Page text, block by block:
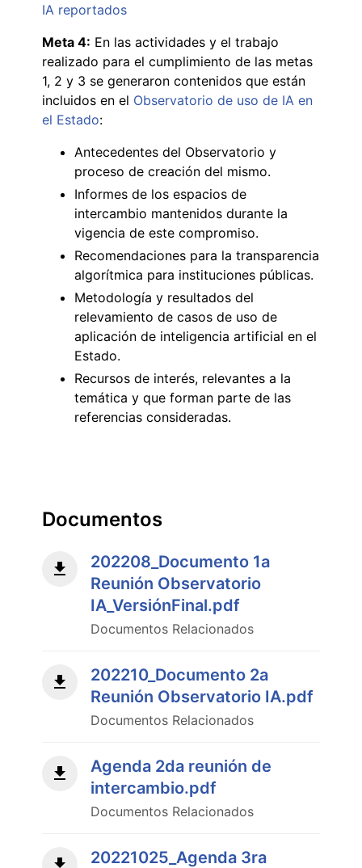
IA reportados
Meta 4: En las actividades y el trabajo
realizado para el cumplimiento de las metas
1, 2 y 3 se generaron contenidos que están
incluidos en el Observatorio de uso de IA en
el Estado:
Antecedentes del Observatorio y
proceso de creación del mismo.
Informes de los espacios de
intercambio mantenidos durante la
vigencia de este compromiso.
Recomendaciones para la transparencia
algorítmica para instituciones públicas.
Metodología y resultados del
relevamiento de casos de uso de
aplicación de inteligencia artificial en el
Estado.
Recursos de interés, relevantes a la
temática y que forman parte de las
referencias consideradas.
Documentos
202208_Documento 1a
Reunión Observatorio
IA_VersiónFinal.pdf
Documentos Relacionados
202210_Documento 2a
Reunión Observatorio IA.pdf
Documentos Relacionados
Agenda 2da reunión de
intercambio.pdf
Documentos Relacionados
20221025_Agenda 3ra